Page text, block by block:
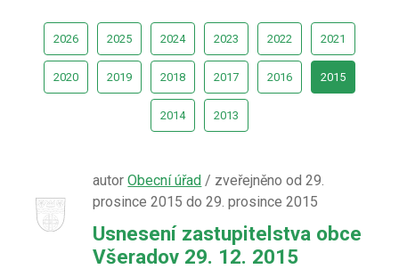
2026 2025 2024 2023 2022 2021
2020 2019 2018 2017 2016 2015
2014 2013
autorObecní úřad / zveřejněno od 29.
prosince 2015 do 29. prosince 2015
Usnesení zastupitelstva obce
Všeradov 29. 12. 2015